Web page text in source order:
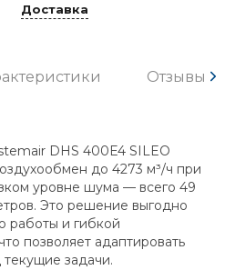
Доставка
Отзывы
DHS 400E4 SILEO
до 4273 м³/ч при
уровне шума — всего 49
Это решение выгодно
работы и гибкой
позволяет адаптировать
задачи.